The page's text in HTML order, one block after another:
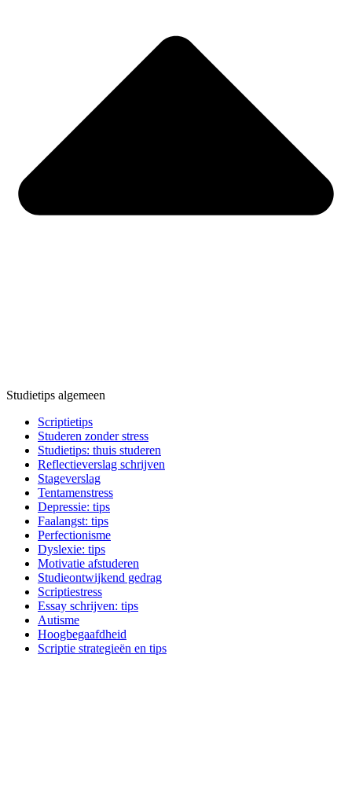
Studietips algemeen
Scriptietips
Studeren zonder stress
Studietips: thuis studeren
Reflectieverslag schrijven
Stageverslag
Tentamenstress
Depressie: tips
Faalangst: tips
Perfectionisme
Dyslexie: tips
Motivatie afstuderen
Studieontwijkend gedrag
Scriptiestress
Essay schrijven: tips
Autisme
Hoogbegaafdheid
Scriptie strategieën en tips